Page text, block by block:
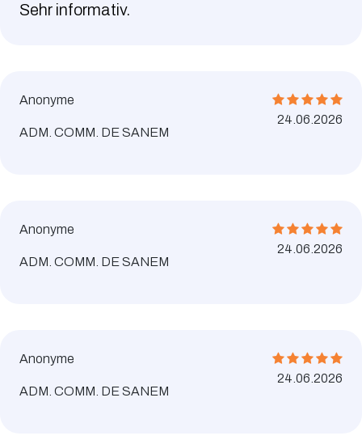
Sehr informativ.
Anonyme
ADM. COMM. DE SANEM
24.06.2026
Anonyme
ADM. COMM. DE SANEM
24.06.2026
Anonyme
ADM. COMM. DE SANEM
24.06.2026